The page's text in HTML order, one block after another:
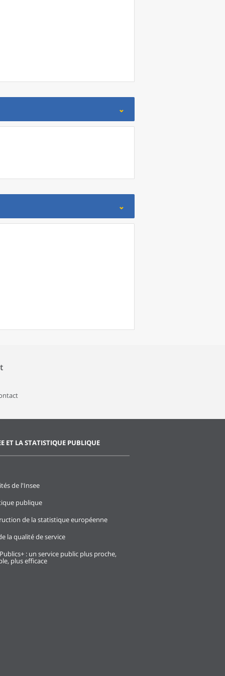
ET LA STATISTIQUE PUBLIQUE
de l'Insee
publique
de la statistique européenne
la qualité de service
: un service public plus proche,
plus efficace